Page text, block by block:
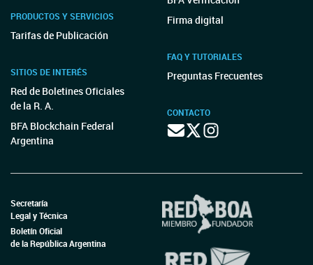
PRODUCTOS Y SERVICIOS
Tarifas de Publicación
SITIOS DE INTERÉS
Red de Boletines Oficiales
de la R. A.
BFA Blockchain Federal
Argentina
Firma digital
FAQ Y TUTORIALES
Preguntas Frecuentes
CONTACTO
Secretaría
Legal y Técnica
Boletín Oficial
de la República Argentina